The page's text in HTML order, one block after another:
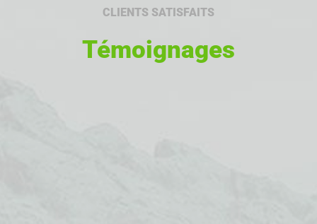
CLIENTS SATISFAITS
Témoignages